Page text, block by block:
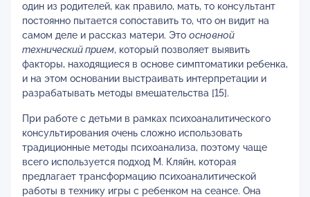
один из родителей, как правило, мать, то консультант
постоянно пытается сопоставить то, что он видит на
самом деле и рассказ матери. Это основной
технический прием, который позволяет выявить
факторы, находящиеся в основе симптоматики ребенка,
и на этом основании выстраивать интерпретации и
разрабатывать методы вмешательства [15].
При работе с детьми в рамках психоаналитического
консультирования очень сложно использовать
традиционные методы психоанализа, поэтому чаще
всего используется подход М. Кляйн, которая
предлагает трансформацию психоаналитической
работы в технику игры с ребенком на сеансе. Она